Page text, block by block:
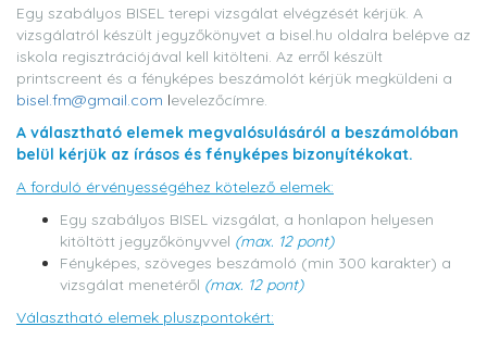
Egy szabályos BISEL terepi vizsgálat elvégzését kérjük. A
vizsgálatról készült jegyzőkönyvet a bisel.hu oldalra belépve az
iskola regisztrációjával kell kitölteni. Az erről készült
printscreent és a fényképes beszámolót kérjük megküldeni a
bisel.fm@gmail.com levelezőcímre.
A választható elemek megvalósulásáról a beszámolóban
belül kérjük az írásos és fényképes bizonyítékokat.
A forduló érvényességéhez kötelező elemek:
Egy szabályos BISEL vizsgálat, a honlapon helyesen
kitöltött jegyzőkönyvvel (max. 12 pont)
Fényképes, szöveges beszámoló (min 300 karakter) a
vizsgálat menetéről (max. 12 pont)
Választható elemek pluszpontokért: